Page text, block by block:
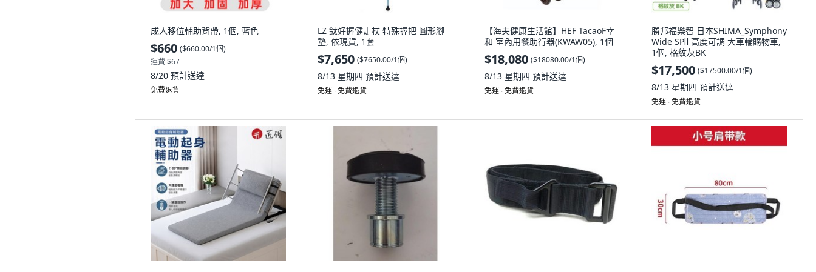
成人移位輔助背帶, 1個, 蓝色
$660 ($660.00/1個)
運費 $67
8/20 預計送達
免費退貨
LZ 鈦好握健走杖 特殊握把 圓形腳
墊, 依現貨, 1套
$7,650 ($7650.00/1個)
8/13 星期四 預計送達
免運 ∙ 免費退貨
【海夫健康生活館】HEF TacaoF幸
和 室內用餐助行器(KWAW05), 1個
$18,080 ($18080.00/1個)
8/13 星期四 預計送達
免運 ∙ 免費退貨
勝邦福樂智 日本SHIMA_Symphony
Wide SPⅡ 高度可調 大車輪購物車,
1個, 格紋灰BK
$17,500 ($17500.00/1個)
8/13 星期四 預計送達
免運 ∙ 免費退貨